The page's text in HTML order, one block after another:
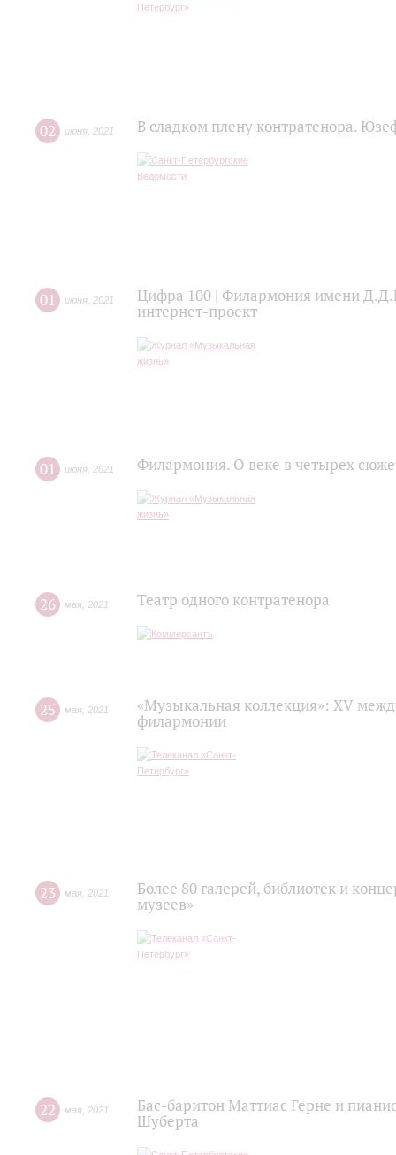
02 июня 2021 В сладком плену контратенора.
01 июня 2021
Цифра 100 | Филармония имени
интернет-проект
01 июня 2021 Филармония. О веке в четырех
26 мая 2021 Театр одного контратенора
25 мая 2021
«Музыкальная коллекция»: XV
филармонии
23 мая 2021
Более 80 галерей, библиотек и
музеев»
22 мая 2021
Бас-баритон Маттиас Герне и
Шуберта